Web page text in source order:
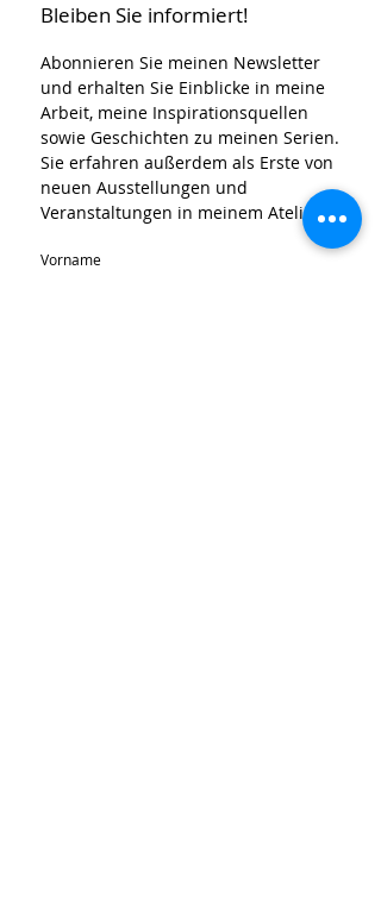
Bleiben Sie informiert!
Abonnieren Sie meinen Newsletter
und erhalten Sie Einblicke in meine
Arbeit, meine Inspirationsquellen
sowie Geschichten zu meinen Serien.
Sie erfahren außerdem als Erste von
neuen Ausstellungen und
Veranstaltungen in meinem Atelier.
Vorname